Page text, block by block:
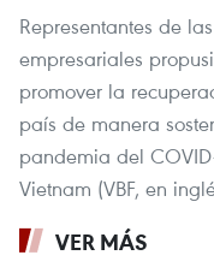
Representantes de
empresariales
promover la
país de manera
pandemia del
Vietnam (VBF, en
VER MÁS